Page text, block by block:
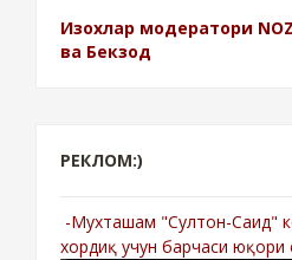
Изохлар модератори
ва Бекзод
РЕКЛОМ:)
-Мухташам "Султон-Саид"
хордиқ учун барчаси юқори